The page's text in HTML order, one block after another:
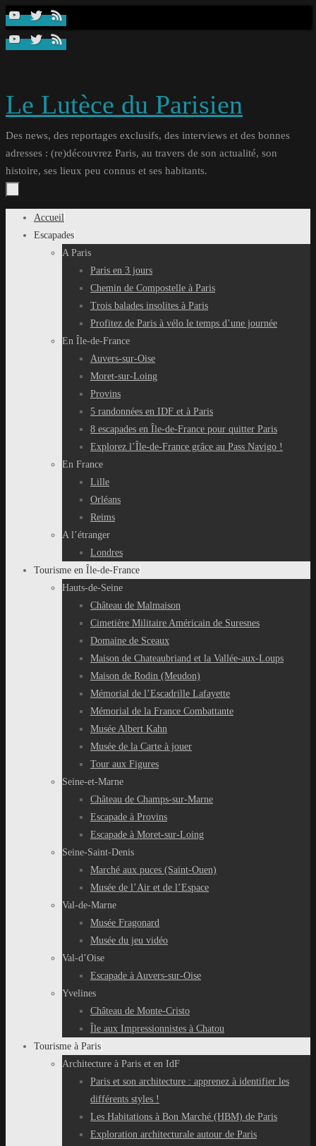
Passer
contenu
Le Lutèce du Parisien
Des news, des reportages exclusifs, des interviews et des bonnes
adresses : (re)découvrez Paris, au travers de son actualité, son
histoire, ses lieux peu connus et ses habitants.
Passer
Accueil
Escapades
A Paris
Paris en 3 jours
Chemin de Compostelle à Paris
Trois balades insolites à Paris
Profitez de Paris à vélo le temps d’une journée
En Île-de-France
Auvers-sur-Oise
Moret-sur-Loing
Provins
5 randonnées en IDF et à Paris
8 escapades en Île-de-France pour quitter Paris
Explorez l’Île-de-France grâce au Pass Navigo !
En France
Lille
Orléans
Reims
A l’étranger
Londres
Tourisme en Île-de-France
Hauts-de-Seine
Château de Malmaison
Cimetière Militaire Américain de Suresnes
Domaine de Sceaux
Maison de Chateaubriand et la Vallée-aux-Loups
Maison de Rodin (Meudon)
Mémorial de l’Escadrille Lafayette
Mémorial de la France Combattante
Musée Albert Kahn
Musée de la Carte à jouer
Tour aux Figures
Seine-et-Marne
Château de Champs-sur-Marne
Escapade à Provins
Escapade à Moret-sur-Loing
Seine-Saint-Denis
Marché aux puces (Saint-Ouen)
Musée de l’Air et de l’Espace
Val-de-Marne
Musée Fragonard
Musée du jeu vidéo
Val-d’Oise
Escapade à Auvers-sur-Oise
Yvelines
Château de Monte-Cristo
Île aux Impressionnistes à Chatou
Tourisme à Paris
Architecture à Paris et en IdF
Paris et son architecture : apprenez à identifier les
différents styles !
Les Habitations à Bon Marché (HBM) de Paris
Exploration architecturale autour de Paris